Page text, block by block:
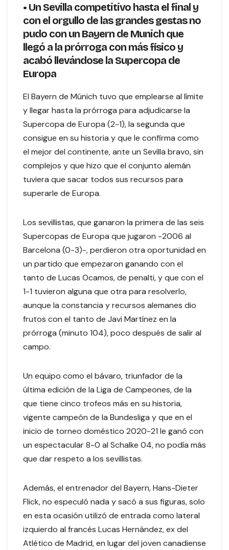
• Un Sevilla competitivo hasta el final y
con el orgullo de las grandes gestas no
pudo con un Bayern de Munich que
llegó a la prórroga con más físico y
acabó llevándose la Supercopa de
Europa
El Bayern de Múnich tuvo que emplearse al límite
y llegar hasta la prórroga para adjudicarse la
Supercopa de Europa (2-1), la segunda que
consigue en su historia y que le confirma como
el mejor del continente, ante un Sevilla bravo, sin
complejos y que hizo que el conjunto alemán
tuviera que sacar todos sus recursos para
superarle de Europa.
Los sevillistas, que ganaron la primera de las seis
Supercopas de Europa que jugaron -2006 al
Barcelona (0-3)-, perdieron otra oportunidad en
un partido que empezaron ganando con el
tanto de Lucas Ocamos, de penalti, y que con el
1-1 tuvieron alguna que otra para resolverlo,
aunque la constancia y recursos alemanes dio
frutos con el tanto de Javi Martínez en la
prórroga (minuto 104), poco después de salir al
campo.
Un equipo como el bávaro, triunfador de la
última edición de la Liga de Campeones, de la
que tiene cinco trofeos más en su historia,
vigente campeón de la Bundesliga y que en el
inicio de torneo doméstico 2020-21 le ganó con
un espectacular 8-0 al Schalke 04, no podía más
que dar respeto a los sevillistas.
Además, el entrenador del Bayern, Hans-Dieter
Flick, no especuló nada y sacó a sus figuras, solo
en esta ocasión utilizó de entrada como lateral
izquierdo al francés Lucas Hernández, ex del
Atlético de Madrid, en lugar del joven canadiense